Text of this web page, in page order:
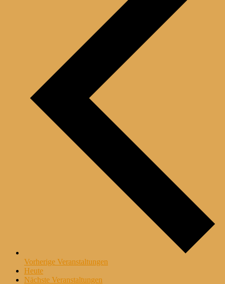
Vorherige Veranstaltungen
Heute
Nächste Veranstaltungen